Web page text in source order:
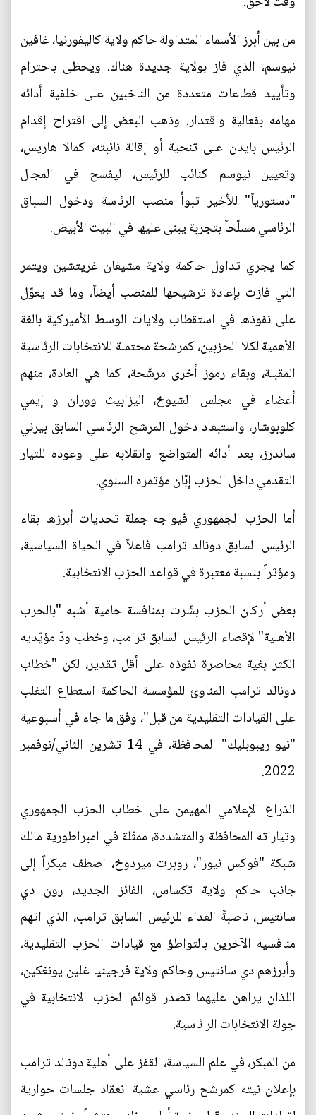
من بين أبرز الأسماء المتداولة حاكم ولاية كاليفورنيا، غافين
نيوسم، الذي فاز بولاية جديدة هناك، ويحظى باحترام
وتأييد قطاعات متعددة من الناخبين على خلفية أدائه
مهامه بفعالية واقتدار. وذهب البعض إلى اقتراح إقدام
الرئيس بايدن على تنحية أو إقالة نائبته، كمالا هاريس،
وتعيين نيوسم كنائب للرئيس، ليفسح في المجال
"دستورياً" للأخير تبوأ منصب الرئاسة ودخول السباق
الرئاسي مسلّحاً بتجربة يبنى عليها في البيت الأبيض.
كما يجري تداول حاكمة ولاية مشيغان غريتشين ويتمر
التي فازت بإعادة ترشيحها للمنصب أيضاً، وما قد يعوّل
على نفوذها في استقطاب ولايات الوسط الأميركية بالغة
الأهمية لكلا الحزبين، كمرشحة محتملة للانتخابات الرئاسية
المقبلة، وبقاء رموز أخرى مرشّحة، كما هي العادة، منهم
أعضاء في مجلس الشيوخ، اليزابيث ووران و إيمي
كلوبوشار، واستبعاد دخول المرشح الرئاسي السابق بيرني
ساندرز، بعد أدائه المتواضع وانقلابه على وعوده للتيار
التقدمي داخل الحزب إبّان مؤتمره السنوي.
أما الحزب الجمهوري فيواجه جملة تحديات أبرزها بقاء
الرئيس السابق دونالد ترامب فاعلاً في الحياة السياسية،
ومؤثراً بنسبة معتبرة في قواعد الحزب الانتخابية.
بعض أركان الحزب بشّرت بمنافسة حامية أشبه "بالحرب
الأهلية" لإقصاء الرئيس السابق ترامب، وخطب ودّ مؤيّديه
الكثر بغية محاصرة نفوذه على أقل تقدير، لكن "خطاب
دونالد ترامب المناوئ للمؤسسة الحاكمة استطاع التغلب
على القيادات التقليدية من قبل"، وفق ما جاء في أسبوعية
"نيو ريبوبليك" المحافظة، في 14 تشرين الثاني/نوفمبر
2022.
الذراع الإعلامي المهيمن على خطاب الحزب الجمهوري
وتياراته المحافظة والمتشددة، ممثّلة في امبراطورية مالك
شبكة "فوكس نيوز"، روبرت ميردوخ، اصطف مبكراً إلى
جانب حاكم ولاية تكساس، الفائز الجديد، رون دي
سانتيس، ناصبةً العداء للرئيس السابق ترامب، الذي اتهم
منافسيه الآخرين بالتواطؤ مع قيادات الحزب التقليدية،
وأبرزهم دي سانتيس وحاكم ولاية فرجينيا غلين يونغكين،
اللذان يراهن عليهما تصدر قوائم الحزب الانتخابية في
جولة الانتخابات الر ئاسية.
من المبكر، في علم السياسة، القفز على أهلية دونالد ترامب
بإعلان نيته كمرشح رئاسي عشية انعقاد جلسات حوارية